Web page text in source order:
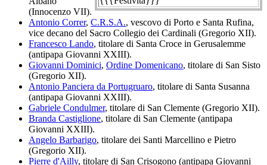
(Innocenzo VII).
Antonio Correr, C.R.S.A., vescovo di Porto e Santa Rufina,
vice decano del Sacro Collegio dei Cardinali (Gregorio XII).
Francesco Lando, titolare di Santa Croce in Gerusalemme
(antipapa Giovanni XXIII).
Giovanni Dominici, Ordine Domenicano, titolare di San Sisto
(Gregorio XII).
Antonio Panciera da Portugruaro, titolare di Santa Susanna
(antipapa Giovanni XXIII).
Gabriele Condulmer, titolare di San Clemente (Gregorio XII).
Branda Castiglione, titolare di San Clemente (antipapa
Giovanni XXIII).
Angelo Barbarigo, titolare dei Santi Marcellino e Pietro
(Gregorio XII).
Pierre d'Ailly, titolare di San Crisogono (antipapa Giovanni